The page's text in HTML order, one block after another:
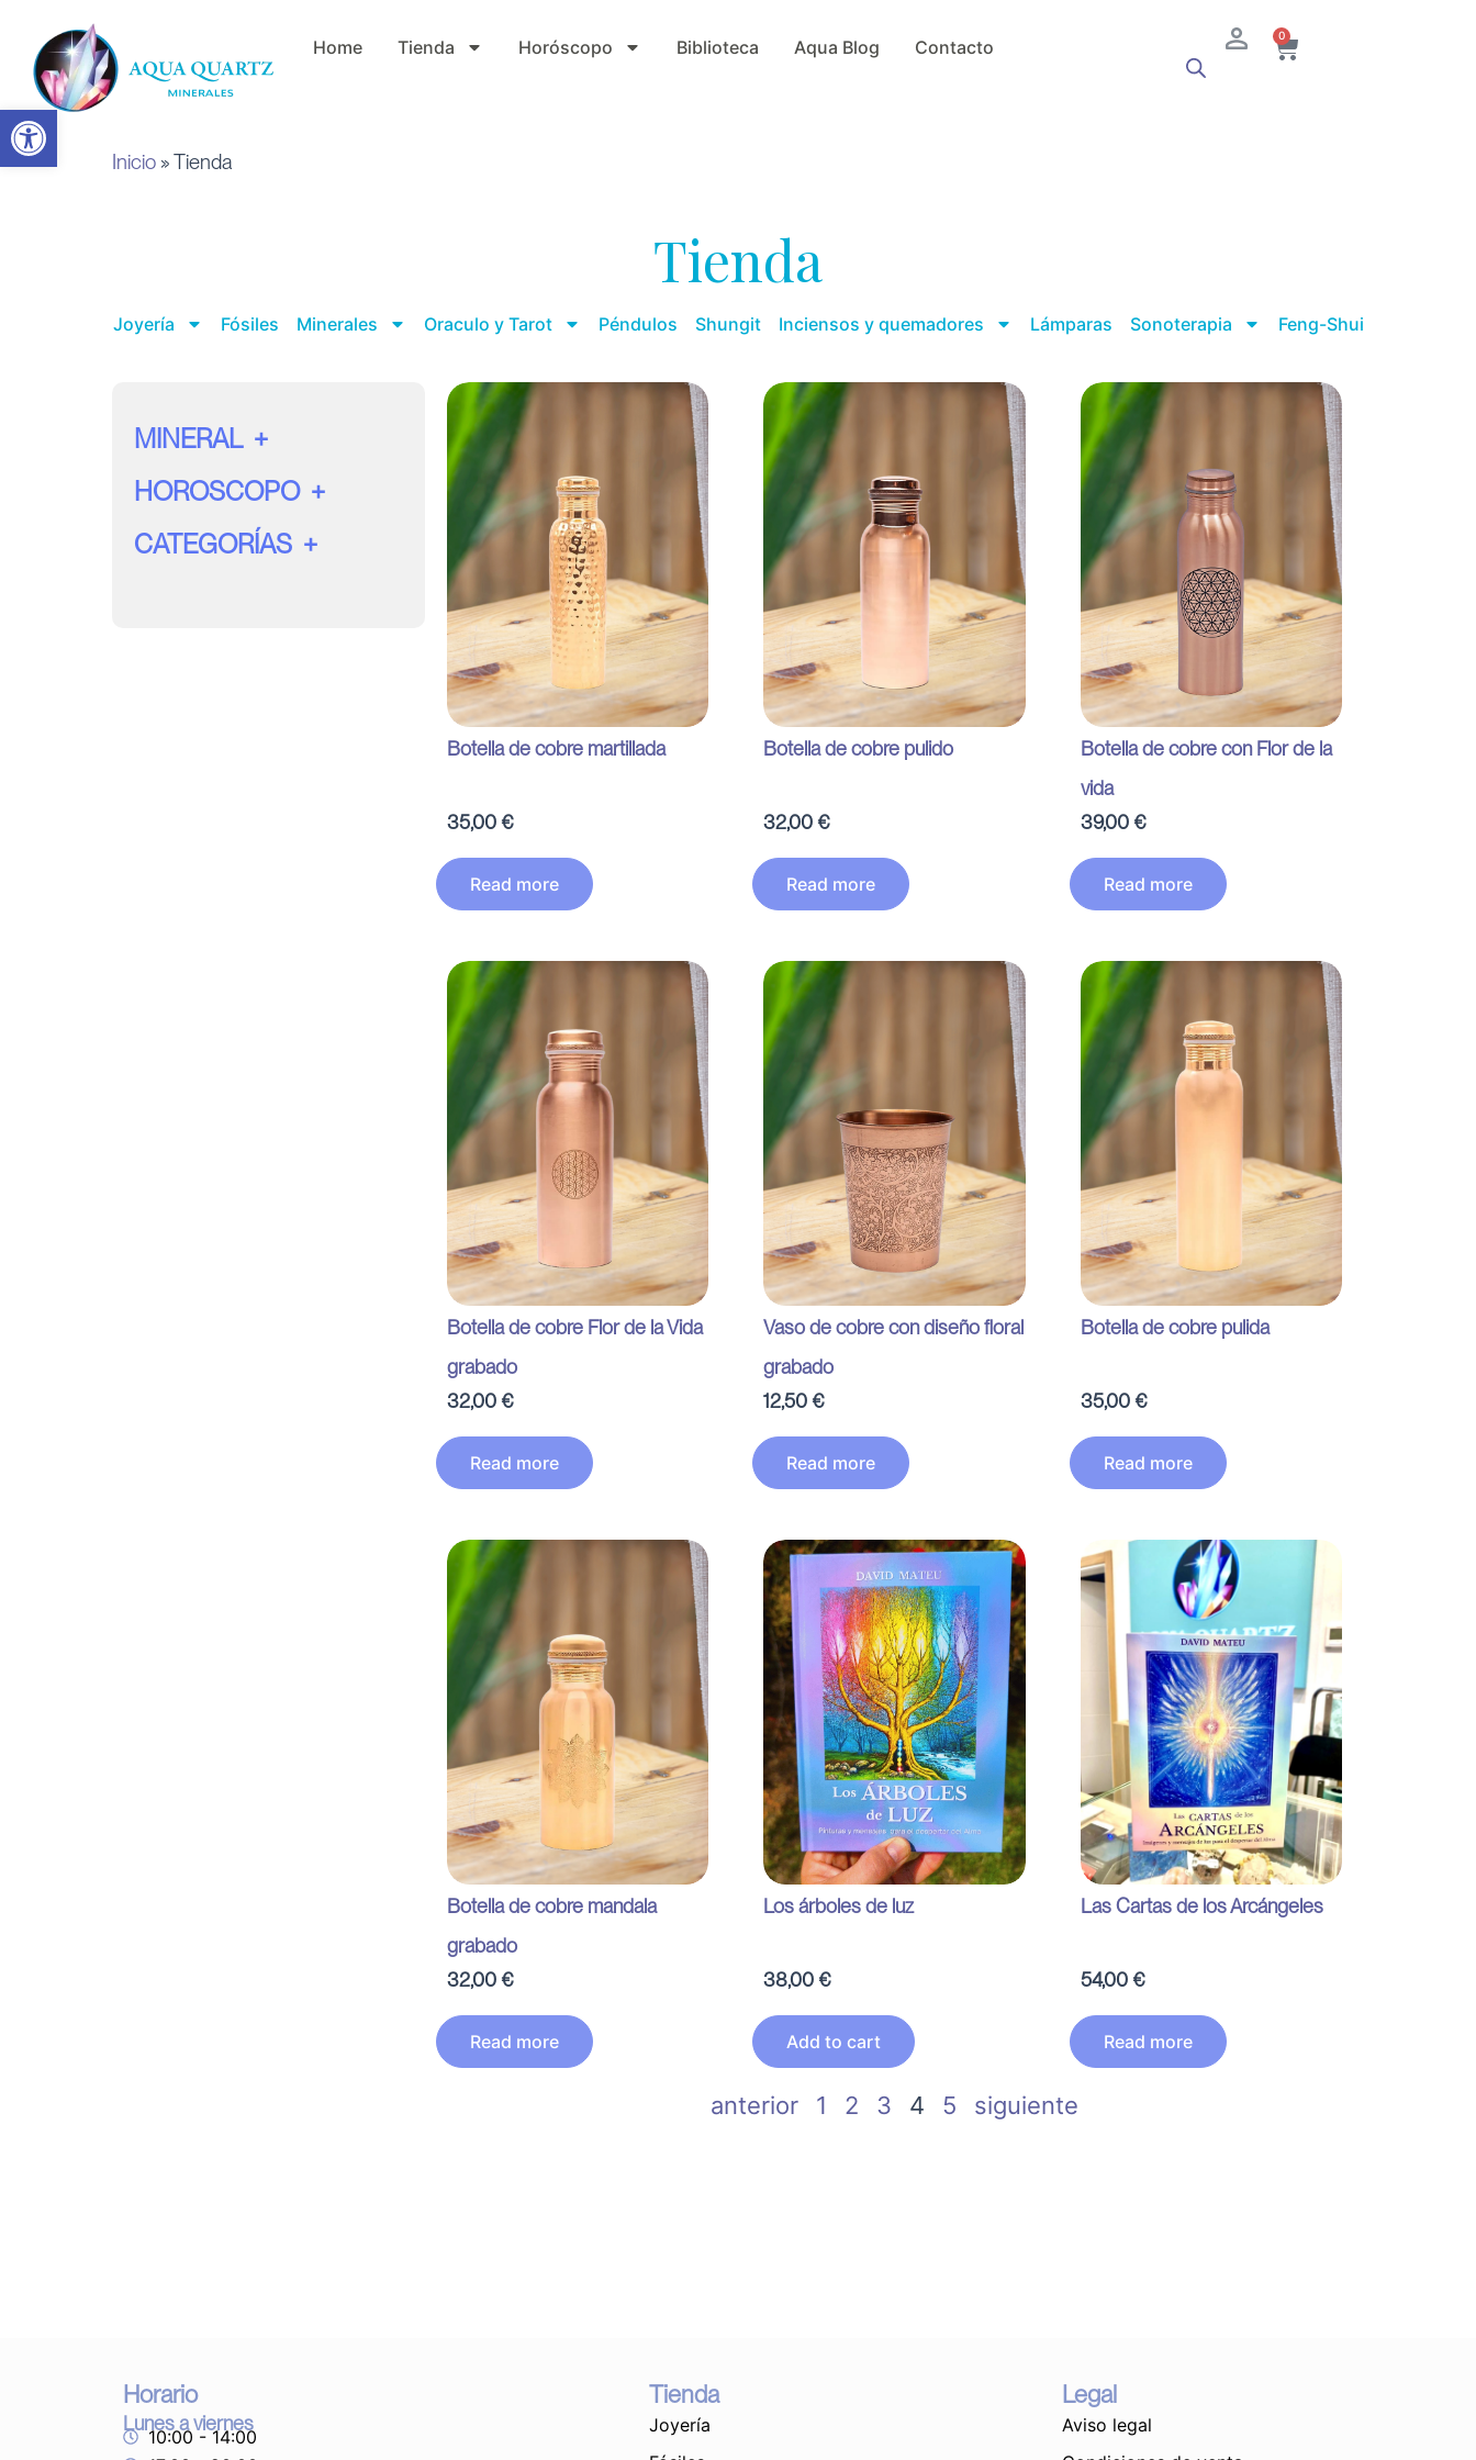
Abrir barra de herramientas
contenido
Home Tienda Horóscopo Biblioteca Aqua Blog Contacto
0 Cart
Inicio »Tienda
Tienda
Joyería Fósiles Minerales Oraculo y Tarot Péndulos Shungit Inciensos y quemadores Lámparas Sonoterapia Feng-Shui
MINERAL
HOROSCOPO
CATEGORÍAS
Botella de cobre martillada
35,00 €
Read more
Botella de cobre pulido
32,00 €
Read more
Botella de cobre con Flor de la
vida
39,00 €
Read more
Botella de cobre Flor de la Vida
grabado
32,00 €
Read more
Vaso de cobre con diseño floral
grabado
12,50 €
Read more
Botella de cobre pulida
35,00 €
Read more
Botella de cobre mandala
grabado
32,00 €
Read more
Los árboles de luz
38,00 €
Add to cart
Las Cartas de los Arcángeles
54,00 €
Read more
anterior
Page
1
Page
2 3
Page
4
Page
5 siguiente
Horario
Lunes a viernes
10:00 - 14:00
Tienda
Joyería
Legal
Aviso legal